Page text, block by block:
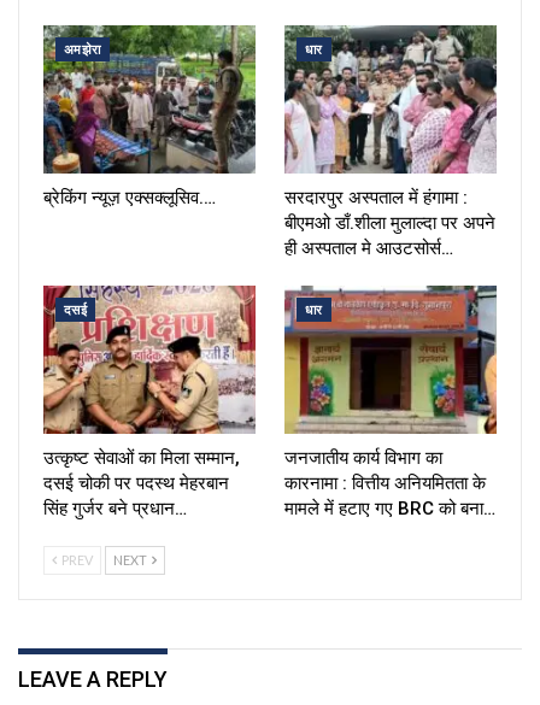
अमझेरा
ब्रेकिंग न्यूज़ एक्सक्लूसिव.…
धार
सरदारपुर अस्पताल में हंगामा :
बीएमओ डाँ.शीला मुलाल्दा पर अपने
ही अस्पताल मे आउटसोर्स…
दसई
उत्कृष्ट सेवाओं का मिला सम्मान,
दसई चोकी पर पदस्थ मेहरबान
सिंह गुर्जर बने प्रधान…
धार
जनजातीय कार्य विभाग का
कारनामा : वित्तीय अनियमितता के
मामले में हटाए गए BRC को बना…
PREV NEXT
LEAVE A REPLY